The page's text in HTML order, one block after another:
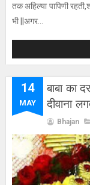
तक अहिल्या पापिणी
भी ||अगर...
14
MAY
बाबा का
दीवाना
Bhajan